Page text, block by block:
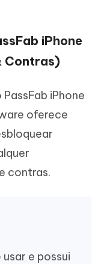
iPhone
Contras)
iPhone
oferece
contras.
e possui